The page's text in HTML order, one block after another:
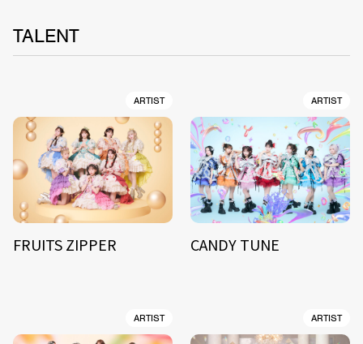
TALENT
ARTIST
FRUITS ZIPPER
ARTIST
CANDY TUNE
ARTIST ARTIST